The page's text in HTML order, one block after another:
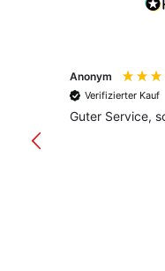
Anonym
Verifizierter Kauf
Guter Service,